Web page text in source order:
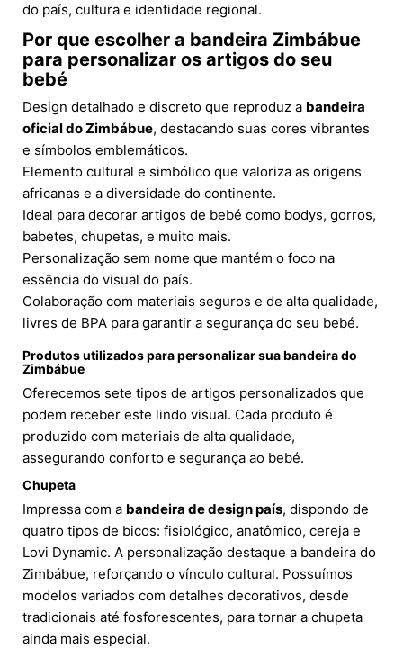
do país, cultura e identidade regional.
Por que escolher a bandeira Zimbábue
para personalizar os artigos do seu
bebé
Design detalhado e discreto que reproduz a bandeira
oficial do Zimbábue, destacando suas cores vibrantes
e símbolos emblemáticos.
Elemento cultural e simbólico que valoriza as origens
africanas e a diversidade do continente.
Ideal para decorar artigos de bebé como bodys, gorros,
babetes, chupetas, e muito mais.
Personalização sem nome que mantém o foco na
essência do visual do país.
Colaboração com materiais seguros e de alta qualidade,
livres de BPA para garantir a segurança do seu bebé.
Produtos utilizados para personalizar sua bandeira do
Zimbábue
Oferecemos sete tipos de artigos personalizados que
podem receber este lindo visual. Cada produto é
produzido com materiais de alta qualidade,
assegurando conforto e segurança ao bebé.
Chupeta
Impressa com a bandeira de design país, dispondo de
quatro tipos de bicos: fisiológico, anatômico, cereja e
Lovi Dynamic. A personalização destaque a bandeira do
Zimbábue, reforçando o vínculo cultural. Possuímos
modelos variados com detalhes decorativos, desde
tradicionais até fosforescentes, para tornar a chupeta
ainda mais especial.